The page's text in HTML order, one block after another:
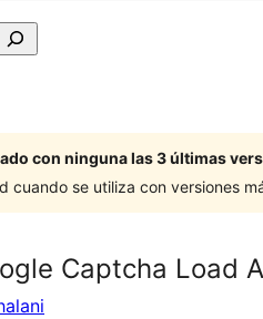
con ninguna las 3 últimas
cuando se utiliza con versiones
Captcha Load